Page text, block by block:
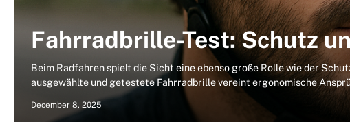
Fahrradbrille-Test: Schutz
Beim Radfahren spielt die Sicht eine ebenso große Rolle wie der
ausgewählte und getestete Fahrradbrille vereint ergonomische
December 8, 2025